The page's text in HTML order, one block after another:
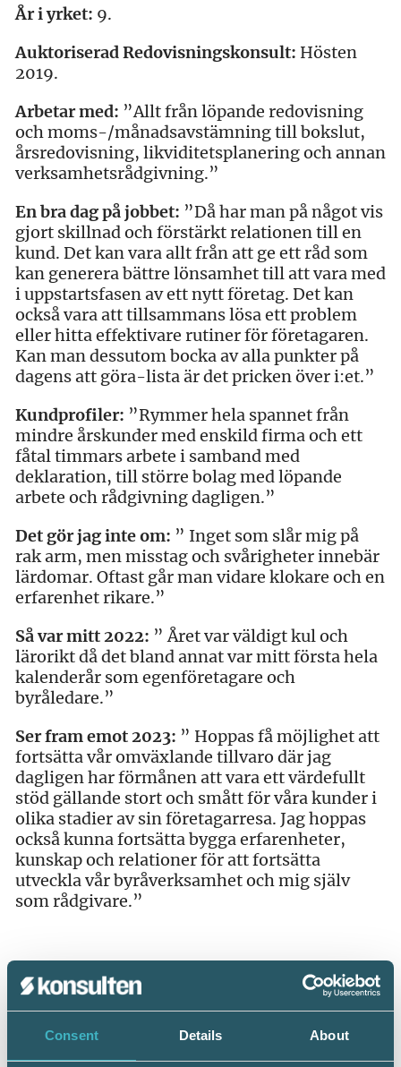
Consent Details About
År i yrket: 9.
Auktoriserad Redovisningskonsult: Hösten
2019.
Arbetar med: ”Allt från löpande redovisning
och moms-/månadsavstämning till bokslut,
årsredovisning, likviditetsplanering och annan
verksamhetsrådgivning.”
En bra dag på jobbet: ”Då har man på något vis
gjort skillnad och förstärkt relationen till en
kund. Det kan vara allt från att ge ett råd som
kan generera bättre lönsamhet till att vara med
i uppstartsfasen av ett nytt företag. Det kan
också vara att tillsammans lösa ett problem
eller hitta effektivare rutiner för företagaren.
Kan man dessutom bocka av alla punkter på
dagens att göra-lista är det pricken över i:et.”
Kundprofiler: ”Rymmer hela spannet från
mindre årskunder med enskild firma och ett
fåtal timmars arbete i samband med
deklaration, till större bolag med löpande
arbete och rådgivning dagligen.”
Det gör jag inte om: ” Inget som slår mig på
rak arm, men misstag och svårigheter innebär
lärdomar. Oftast går man vidare klokare och en
erfarenhet rikare.”
Så var mitt 2022: ” Året var väldigt kul och
lärorikt då det bland annat var mitt första hela
kalenderår som egenföretagare och
byråledare.”
Ser fram emot 2023: ” Hoppas få möjlighet att
fortsätta vår omväxlande tillvaro där jag
dagligen har förmånen att vara ett värdefullt
stöd gällande stort och smått för våra kunder i
olika stadier av sin företagarresa. Jag hoppas
också kunna fortsätta bygga erfarenheter,
kunskap och relationer för att fortsätta
utveckla vår byråverksamhet och mig själv
som rådgivare.”
Vill du delta på Srf dagen den 15 mars?Eventet
är fullbokat på plats, men du kan delta på
bokar dig till Srf dagen på distans här >>